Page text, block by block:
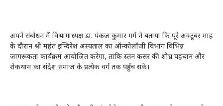
अपने संबोधन में विभागाध्यक्ष डा. पंकज कुमार गर्ग ने बताया कि पूरे अक्टूबर माह
के दौरान श्री महंत इन्दिरेश अस्पताल का ऑन्कोलॉजी विभाग विभिन्न
जागरूकता कार्यक्रम आयोजित करेगा, ताकि स्तन कैंसर की शीघ्र पहचान और
रोकथाम का संदेश समाज के प्रत्येक वर्ग तक पहुँच सके।